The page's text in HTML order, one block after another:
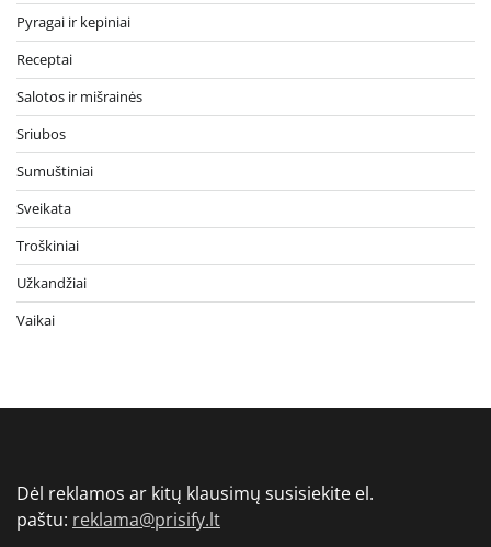
Pyragai ir kepiniai
Receptai
Salotos ir mišrainės
Sriubos
Sumuštiniai
Sveikata
Troškiniai
Užkandžiai
Vaikai
Dėl reklamos ar kitų klausimų susisiekite el.
paštu: reklama@prisify.lt